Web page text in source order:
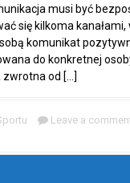
musi być
się kilkoma
komunikat
do konkretnej
od […]
Leave a